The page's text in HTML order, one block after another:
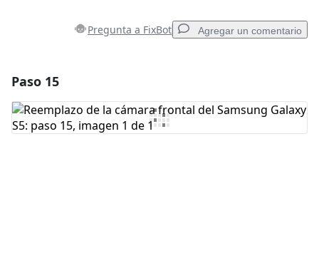
Pregunta a FixBot Agregar un comentario
Agregar Comentario
Paso 15